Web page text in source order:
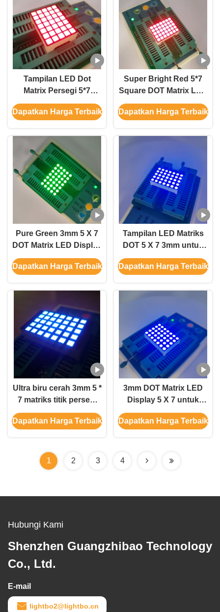
Tampilan LED Dot
Matrix Persegi 5*7
Super Terang Merah
untuk Indikator Lantai
Dapatkan Harga Terbaik
Super Bright Red 5*7
Square DOT Matrix LED
Display untuk Indikator
Lantai Lift
Dapatkan Harga Terbaik
Pure Green 3mm 5 X 7
DOT Matrix LED Display
untuk Digital Time Zone
Clock Indicator
Dapatkan Harga Terbaik
Tampilan LED Matriks
DOT 5 X 7 3mm untuk
Indikator Jam Zona
Waktu Digital
Dapatkan Harga Terbaik
Ultra biru cerah 3mm 5 *
7 matriks titik persegi
dipimpin tampilan baris
katode kolom anode
Dapatkan Harga Terbaik
3mm DOT Matrix LED
Display 5 X 7 untuk
Digital Time Zone Clock
Indicator
Dapatkan Harga Terbaik
1 2 3 4
Hubungi Kami
Shenzhen Guangzhibao Technology
Co., Ltd.
E-mail
lightbo2@lightbo.cn